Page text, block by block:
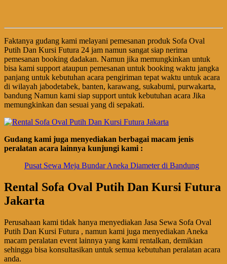
Faktanya gudang kami melayani pemesanan produk Sofa Oval
Putih Dan Kursi Futura 24 jam namun sangat siap nerima
pemesanan booking dadakan. Namun jika memungkinkan untuk
bisa kami support ataupun pemesanan untuk booking waktu jangka
panjang untuk kebutuhan acara pengiriman tepat waktu untuk acara
di wilayah jabodetabek, banten, karawang, sukabumi, purwakarta,
bandung Namun kami siap support untuk kebutuhan acara Jika
memungkinkan dan sesuai yang di sepakati.
Gudang kami juga menyediakan berbagai macam jenis
peralatan acara lainnya kunjungi kami :
Pusat Sewa Meja Bundar Aneka Diameter di Bandung
Rental Sofa Oval Putih Dan Kursi Futura
Jakarta
Perusahaan kami tidak hanya menyediakan Jasa Sewa Sofa Oval
Putih Dan Kursi Futura , namun kami juga menyediakan Aneka
macam peralatan event lainnya yang kami rentalkan, demikian
sehingga bisa konsultasikan untuk semua kebutuhan peralatan acara
anda.